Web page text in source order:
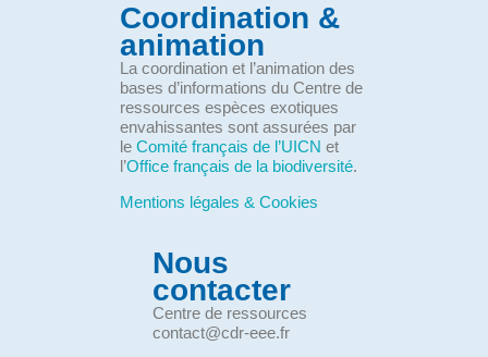
Coordination &
animation
La coordination et l’animation des
bases d’informations du Centre de
ressources espèces exotiques
envahissantes sont assurées par
le Comité français de l’UICN et
l’Office français de la biodiversité.
Mentions légales & Cookies
Nous
contacter
Centre de ressources
contact@cdr-eee.fr